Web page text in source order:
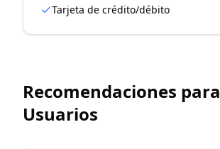
Tarjeta de crédito/débito
Recomendaciones para
Usuarios